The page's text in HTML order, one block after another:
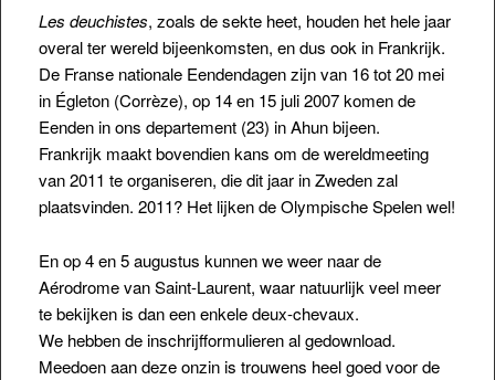
Les deuchistes, zoals de sekte heet, houden het hele jaar
overal ter wereld bijeenkomsten, en dus ook in Frankrijk.
De Franse nationale Eendendagen zijn van 16 tot 20 mei
in Égleton (Corrèze), op 14 en 15 juli 2007 komen de
Eenden in ons departement (23) in Ahun bijeen.
Frankrijk maakt bovendien kans om de wereldmeeting
van 2011 te organiseren, die dit jaar in Zweden zal
plaatsvinden. 2011? Het lijken de Olympische Spelen wel!
En op 4 en 5 augustus kunnen we weer naar de
Aérodrome van Saint-Laurent, waar natuurlijk veel meer
te bekijken is dan een enkele deux-chevaux.
We hebben de inschrijfformulieren al gedownload.
Meedoen aan deze onzin is trouwens heel goed voor de